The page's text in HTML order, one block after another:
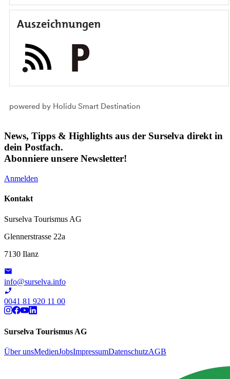
Auszeichnungen
powered by Holidu Smart Destination
News, Tipps & Highlights aus der Surselva direkt in
dein Postfach.
Abonniere unsere Newsletter!
Anmelden
Kontakt
Surselva Tourismus AG
Glennerstrasse 22a
7130 Ilanz
info@surselva.info
0041 81 920 11 00
Surselva Tourismus AG
Über unsMedienJobsImpressumDatenschutzAGB